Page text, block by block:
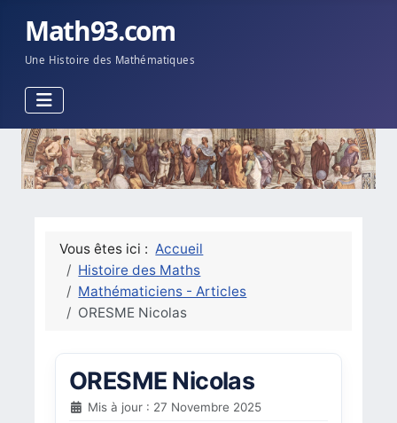
Math93.com
Une Histoire des Mathématiques
Vous êtes ici : Accueil
Histoire des Maths
Mathématiciens - Articles
ORESME Nicolas
ORESME Nicolas
Mis à jour : 27 Novembre 2025